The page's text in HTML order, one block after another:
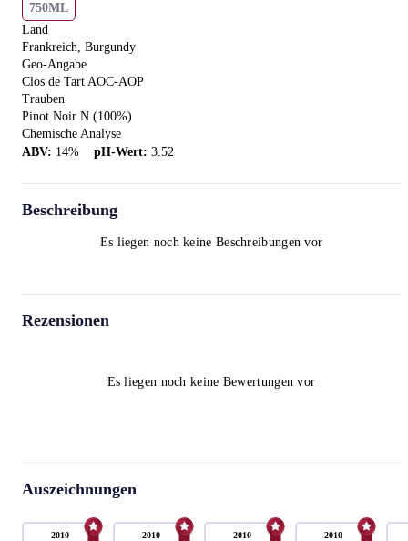
750ML
Land
Frankreich, Burgundy
Geo-Angabe
Clos de Tart AOC-AOP
Trauben
Pinot Noir N (100%)
Chemische Analyse
ABV: 14% pH-Wert: 3.52
Beschreibung
Es liegen noch keine Beschreibungen vor
Rezensionen
Es liegen noch keine Bewertungen vor
Auszeichnungen
2010 2010 2010 2010